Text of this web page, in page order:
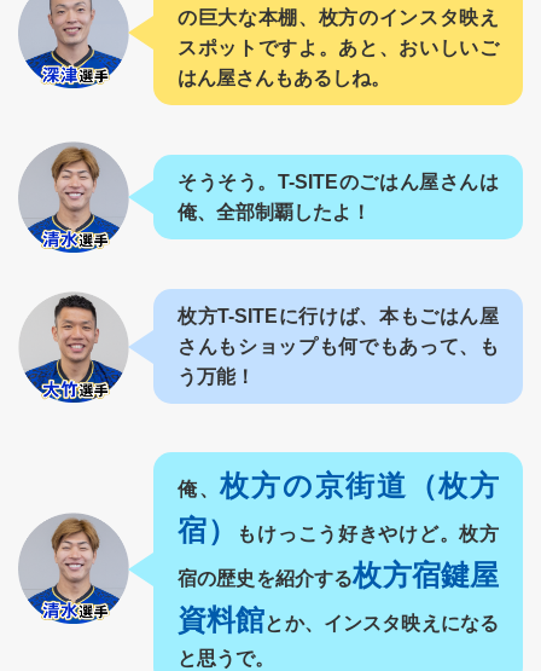
の巨大な本棚、枚方のインスタ映え
スポットですよ。あと、おいしいご
はん屋さんもあるしね。
そうそう。T-SITEのごはん屋さんは
俺、全部制覇したよ！
枚方T-SITEに行けば、本もごはん屋
さんもショップも何でもあって、も
う万能！
俺、枚方の京街道（枚方
宿）
もけっこう好きやけど。枚方
宿の歴史を紹介する枚方宿鍵屋
資料館とか、インスタ映えになる
と思うで。